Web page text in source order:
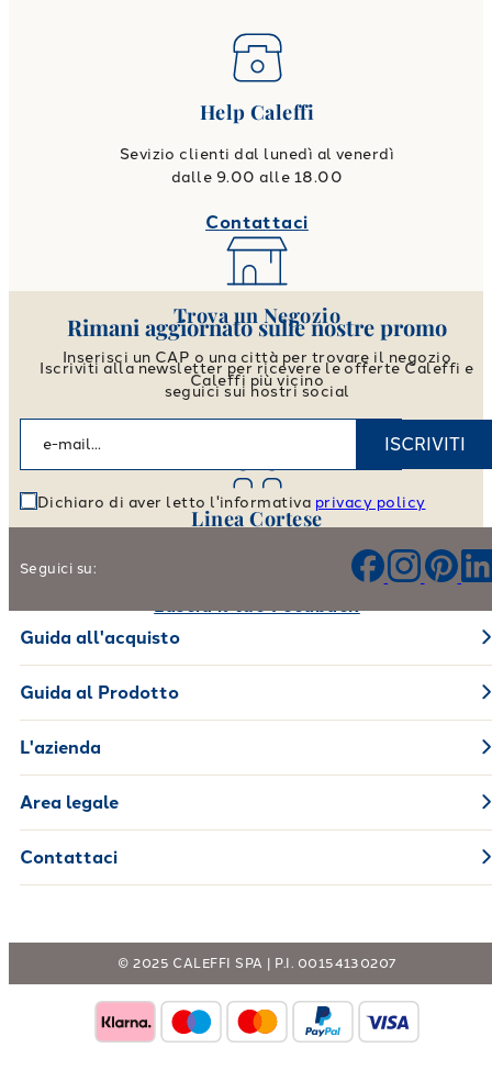
Help Caleffi
Sevizio clienti dal lunedì al venerdì
dalle 9.00 alle 18.00
Contattaci
Trova un Negozio
Inserisci un CAP o una città per trovare il negozio
Caleffi più vicino
Vai allo store locator
Linea Cortese
Aiutaci a migliorare i nostri prodotti e il nostro servizio
Rimani aggiornato sulle nostre promo
Iscriviti alla newsletter per ricevere le offerte Caleffi e
seguici sui nostri social
ISCRIVITI
Dichiaro di aver letto l'informativa privacy policy
Seguici su:
Guida all'acquisto
Guida al Prodotto
L'azienda
Area legale
Contattaci
© 2025 CALEFFI SPA | P.I. 00154130207